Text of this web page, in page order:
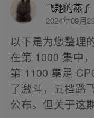
飞翔的燕子
2024年09月
以下是为您整理
在第 1000 集中
第 1100 集是
了激斗，五档路
公布。但关于这